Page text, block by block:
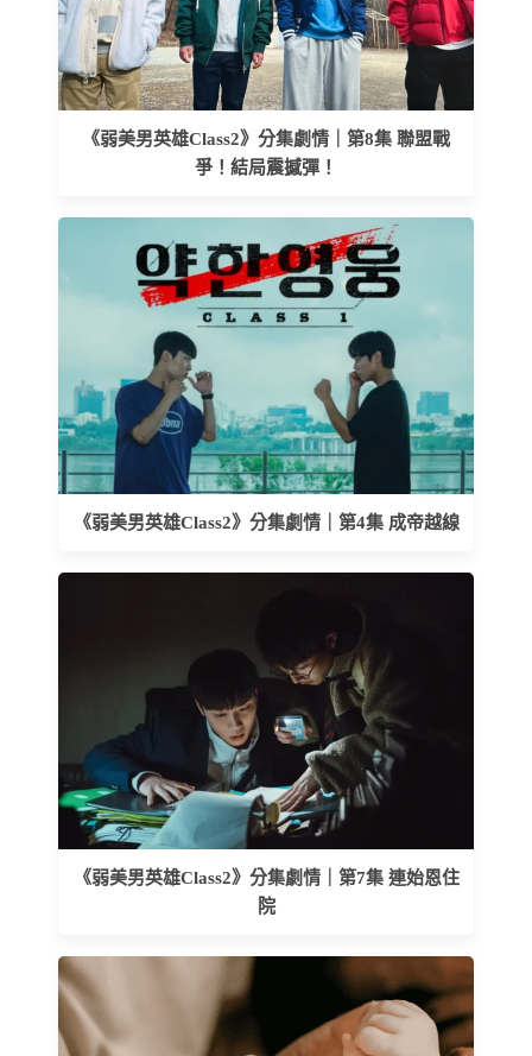
《弱美男英雄Class2》分集劇情｜第8集 聯盟戰
爭！結局震撼彈！
《弱美男英雄Class2》分集劇情｜第4集 成帝越線
《弱美男英雄Class2》分集劇情｜第7集 連始恩住
院